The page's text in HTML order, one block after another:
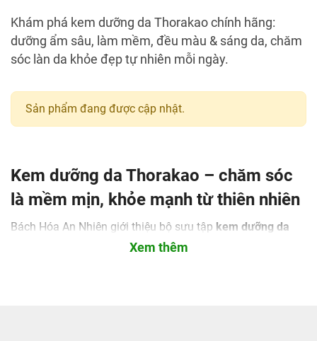
Khám phá kem dưỡng da Thorakao chính hãng:
dưỡng ẩm sâu, làm mềm, đều màu & sáng da, chăm
sóc làn da khỏe đẹp tự nhiên mỗi ngày.
Sản phẩm đang được cập nhật.
Kem dưỡng da Thorakao – chăm sóc
là mềm mịn, khỏe mạnh từ thiên nhiên
Bách Hóa An Nhiên giới thiệu bộ sưu tập kem dưỡng da
đa dạng phù hợp với mọi loại da. Từ dưỡng ẩm
Xem thêm